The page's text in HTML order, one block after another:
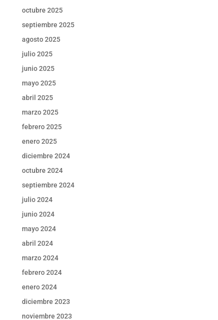
octubre 2025
septiembre 2025
agosto 2025
julio 2025
junio 2025
mayo 2025
abril 2025
marzo 2025
febrero 2025
enero 2025
diciembre 2024
octubre 2024
septiembre 2024
julio 2024
junio 2024
mayo 2024
abril 2024
marzo 2024
febrero 2024
enero 2024
diciembre 2023
noviembre 2023